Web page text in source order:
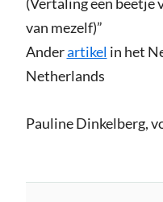
van mezelf)”
Anderartikel in het
Netherlands
Pauline Dinkelberg,